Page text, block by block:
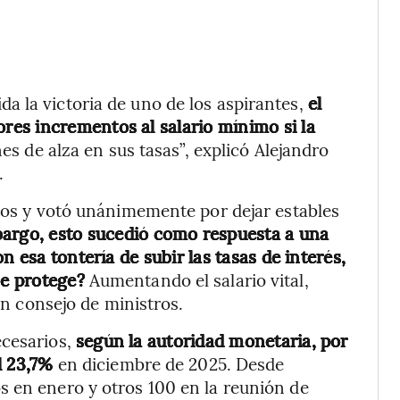
la victoria de uno de los aspirantes, el
incrementos al salario mínimo si la
de alza en sus tasas”, explicó Alejandro
y votó unánimemente por dejar estables
esto sucedió como respuesta a una
esa tontería de subir las tasas de interés,
protege?Aumentando el salario vital,
consejo de ministros.
según la autoridad monetaria, por
en diciembre de 2025. Desde
en enero y otros 100 en la reunión de